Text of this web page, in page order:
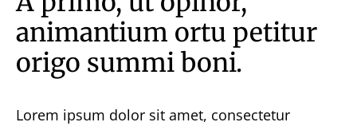
animantium ortu petitur
origo summi boni.
Lorem ipsum dolor sit amet, consectetur